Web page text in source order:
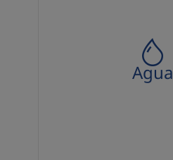
Agua